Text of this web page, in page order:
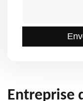
Entreprise